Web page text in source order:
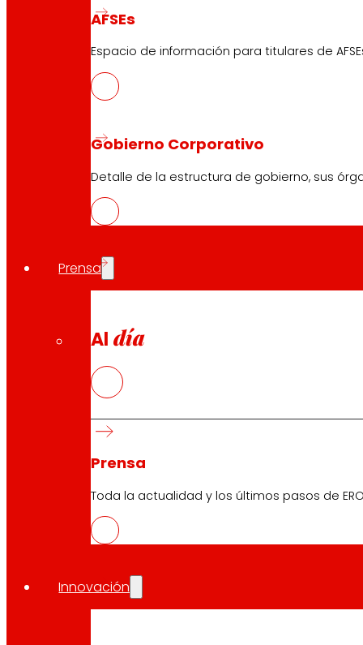
AFSEs
Espacio de información para titulares de
Gobierno Corporativo
Detalle de la estructura de gobierno, sus
Prensa
Al día
Prensa
Toda la actualidad y los últimos pasos de
Innovación